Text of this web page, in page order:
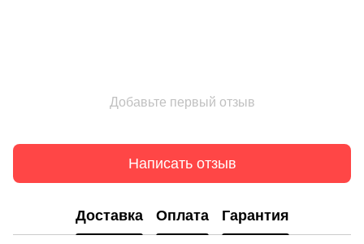
Добавьте первый отзыв
Написать отзыв
Доставка Оплата Гарантия